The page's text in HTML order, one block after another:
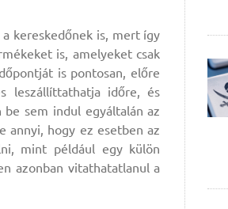
kereskedőnek is, mert így
is, amelyeket csak
is pontosan, előre
leszállíttathatja időre, és
sem indul egyáltalán az
annyi, hogy ez esetben az
mint például egy külön
azonban vitathatatlanul a